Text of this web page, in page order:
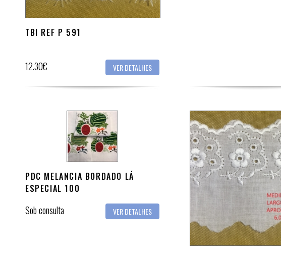
TBI REF P 591
12.30€ VER DETALHES
PDC MELANCIA BORDADO LÁ
ESPECIAL 100
Sob consulta VER DETALHES